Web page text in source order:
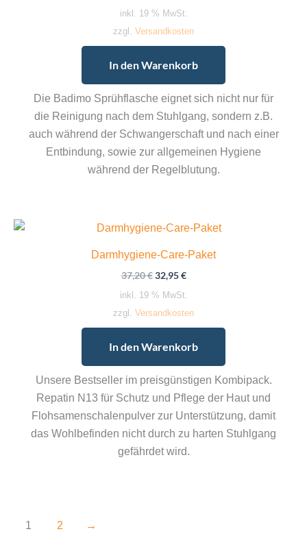
inkl. 19 % MwSt.
zzgl. Versandkosten
In den Warenkorb
Die Badimo Sprühflasche eignet sich nicht nur für
die Reinigung nach dem Stuhlgang, sondern z.B.
auch während der Schwangerschaft und nach einer
Entbindung, sowie zur allgemeinen Hygiene
während der Regelblutung.
Darmhygiene-Care-Paket
37,20€ Ursprünglicher
war:
37,20 €
32,95€Aktueller
ist:
32,95 €.
inkl. 19 % MwSt.
zzgl. Versandkosten
In den Warenkorb
Unsere Bestseller im preisgünstigen Kombipack.
Repatin N13 für Schutz und Pflege der Haut und
Flohsamenschalenpulver zur Unterstützung, damit
das Wohlbefinden nicht durch zu harten Stuhlgang
gefährdet wird.
1 2 →